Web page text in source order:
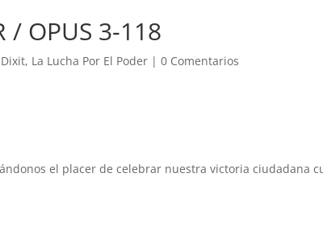
/ OPUS 3-118
, La Lucha Por El Poder |0 Comentarios
el placer de celebrar nuestra victoria ciudadana